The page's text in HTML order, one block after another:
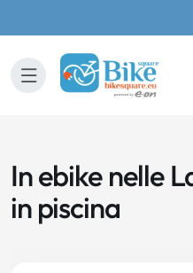
In ebike nelle
in piscina